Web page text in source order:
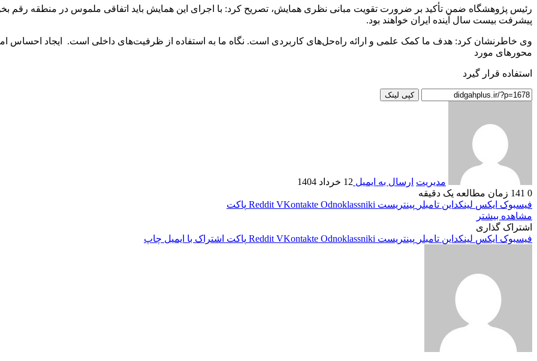
رئیس پژوهشگاه ضمن تأکید بر ضرورت تقویت مبانی نظری همایش، تصریح کرد: با اجرای این همایش باید اتفاقی ملموس در منطقه
پیشرفت بیست سال آینده ایران خواهند بود.
وی خاطرنشان کرد: هدف ما کمک علمی و ارائه راه‌حل‌های کاربردی است. نگاه ما به استفاده از ظرفیت‌های داخلی است. ایجاد احساس
محورهای مورد
استفاده قرار گیرد
کپی لینک
مدیریت ارسال به ایمیل 12 خرداد 1404
0
زمان مطالعه یک دقیقه
فیسبوک ایکس لینکداین تامبلر پینتریست Reddit VKontakte Odnoklassniki
پاکت
مشاهده بیشتر
اشتراک گذاری
فیسبوک ایکس لینکداین تامبلر پینتریست Reddit VKontakte Odnoklassniki پاکت اشتراک با ایمیل چاپ